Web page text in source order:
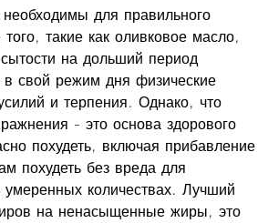
для правильного
такие как оливковое масло,
на дольший период
свой режим дня физические
и терпения. Однако, что
- это основа здорового
похудеть, включая прибавление
похудеть без вреда для
количествах. Лучший
на ненасыщенные жиры, это